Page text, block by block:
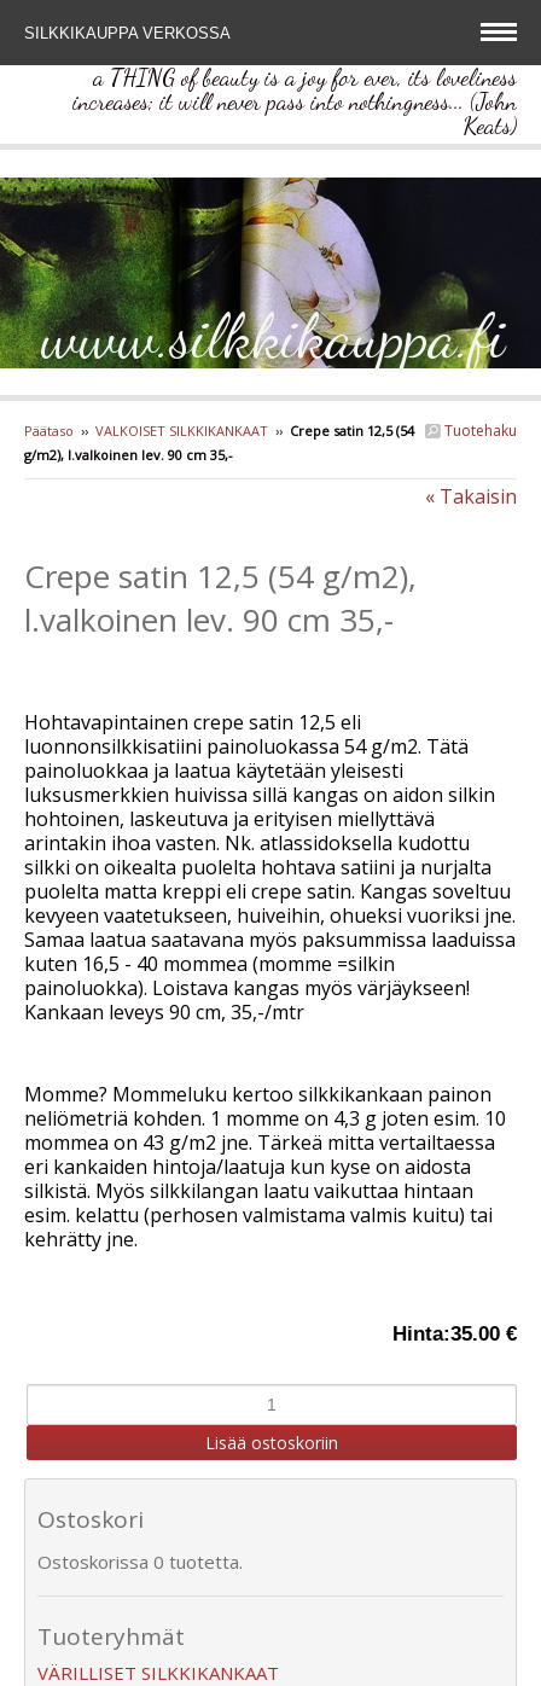
SILKKIKAUPPA VERKOSSA
a THING of beauty is a joy for ever, its loveliness
increases; it will never pass into nothingness... (John
Keats)
www.silkkikauppa.fi
Tuotehaku
Päätaso ›› VALKOISET SILKKIKANKAAT ›› Crepe satin 12,5 (54
g/m2), l.valkoinen lev. 90 cm 35,-
« Takaisin
Crepe satin 12,5 (54 g/m2),
l.valkoinen lev. 90 cm 35,-
Hohtavapintainen crepe satin 12,5 eli
luonnonsilkkisatiini painoluokassa 54 g/m2. Tätä
painoluokkaa ja laatua käytetään yleisesti
luksusmerkkien huivissa sillä kangas on aidon silkin
hohtoinen, laskeutuva ja erityisen miellyttävä
arintakin ihoa vasten. Nk. atlassidoksella kudottu
silkki on oikealta puolelta hohtava satiini ja nurjalta
puolelta matta kreppi eli crepe satin. Kangas soveltuu
kevyeen vaatetukseen, huiveihin, ohueksi vuoriksi jne.
Samaa laatua saatavana myös paksummissa laaduissa
kuten 16,5 - 40 mommea (momme =silkin
painoluokka). Loistava kangas myös värjäykseen!
Kankaan leveys 90 cm, 35,-/mtr
Momme? Mommeluku kertoo silkkikankaan painon
neliömetriä kohden. 1 momme on 4,3 g joten esim. 10
mommea on 43 g/m2 jne. Tärkeä mitta vertailtaessa
eri kankaiden hintoja/laatuja kun kyse on aidosta
silkistä. Myös silkkilangan laatu vaikuttaa hintaan
esim. kelattu (perhosen valmistama valmis kuitu) tai
kehrätty jne.
Hinta:35.00 €
Ostoskori
Ostoskorissa 0 tuotetta.
Tuoteryhmät
VÄRILLISET SILKKIKANKAAT